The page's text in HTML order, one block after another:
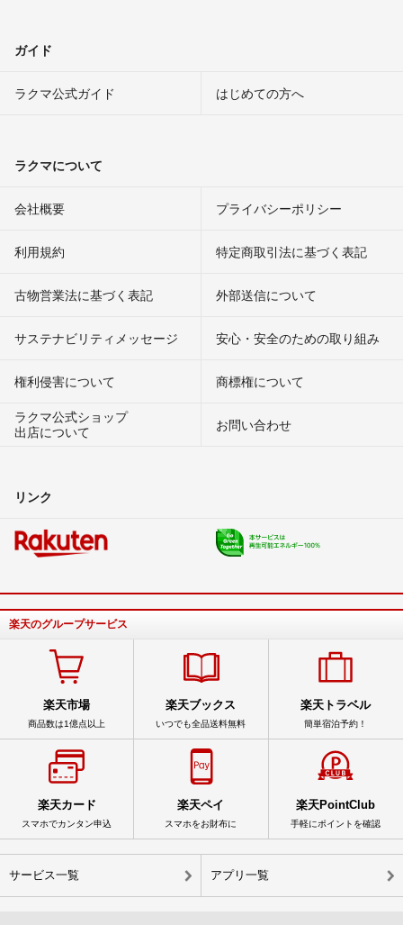
ガイド
ラクマ公式ガイド はじめての方へ
ラクマについて
会社概要 プライバシーポリシー
利用規約 特定商取引法に基づく表記
古物営業法に基づく表記 外部送信について
サステナビリティメッセージ 安心・安全のための取り組み
権利侵害について
商標権について
ラクマ公式ショップ
出店について
お問い合わせ
リンク
楽天のグループサービス
楽天市場
商品数は1億点以上
楽天ブックス
いつでも全品送料無料
楽天トラベル
簡単宿泊予約！
楽天カード
スマホでカンタン申込
楽天ペイ
スマホをお財布に
楽天PointClub
手軽にポイントを確認
サービス一覧 アプリ一覧